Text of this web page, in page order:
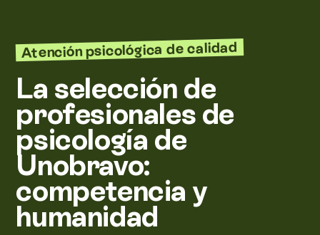
Atención psicológica de calidad
La selección de
profesionales de
psicología de
Unobravo:
competencia y
humanidad